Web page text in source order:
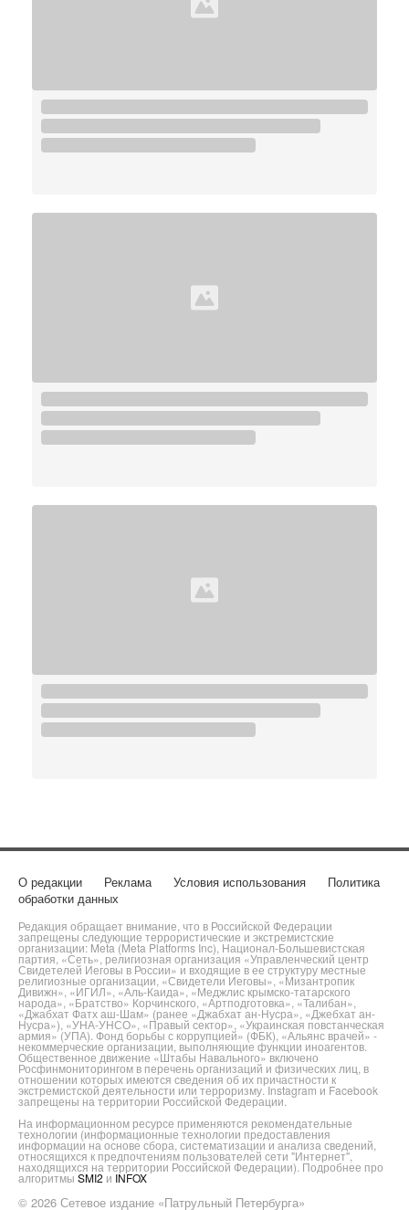
О редакции Реклама Условия использования
Политика
обработки данных
Редакция обращает внимание, что в Российской Федерации
запрещены следующие террористические и экстремистские
организации: Meta (Meta Platforms Inc), Национал-Большевистская
партия, «Сеть», религиозная организация «Управленческий центр
Свидетелей Иеговы в России» и входящие в ее структуру местные
религиозные организации, «Свидетели Иеговы», «Мизантропик
Дивижн», «ИГИЛ», «Аль-Каида», «Меджлис крымско-татарского
народа», «Братство» Корчинского, «Артподготовка», «Талибан»,
«Джабхат Фатх аш-Шам» (ранее «Джабхат ан-Нусра», «Джебхат ан-
Нусра»), «УНА-УНСО», «Правый сектор», «Украинская повстанческая
армия» (УПА). Фонд борьбы с коррупцией» (ФБК), «Альянс врачей» -
некоммерческие организации, выполняющие функции иноагентов.
Общественное движение «Штабы Навального» включено
Росфинмониторингом в перечень организаций и физических лиц, в
отношении которых имеются сведения об их причастности к
экстремистской деятельности или терроризму. Instagram и Facebook
запрещены на территории Российской Федерации.
На информационном ресурсе применяются рекомендательные
технологии (информационные технологии предоставления
информации на основе сбора, систематизации и анализа сведений,
относящихся к предпочтениям пользователей сети "Интернет",
находящихся на территории Российской Федерации). Подробнее про
алгоритмы SMI2 и INFOX
© 2026 Сетевое издание «Патрульный Петербурга»